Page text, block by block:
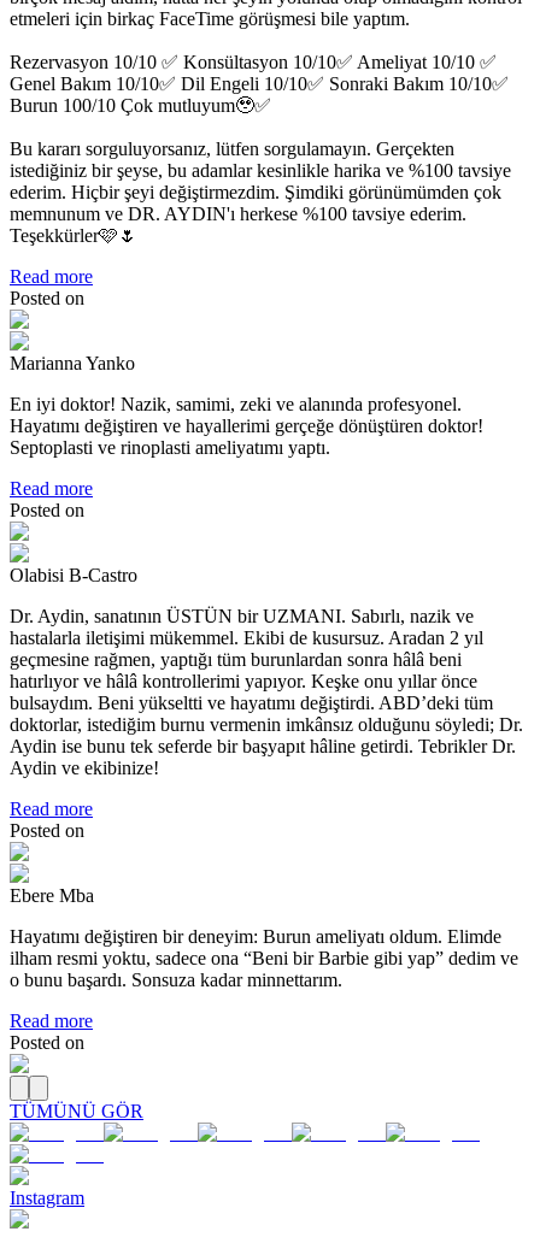
etmeleri için birkaç FaceTime görüşmesi bile yaptım.
Rezervasyon 10/10 ✅ Konsültasyon 10/10✅ Ameliyat 10/10 ✅
Genel Bakım 10/10✅ Dil Engeli 10/10✅ Sonraki Bakım 10/10✅
Burun 100/10 Çok mutluyum🥹✅
Bu kararı sorguluyorsanız, lütfen sorgulamayın. Gerçekten
istediğiniz bir şeyse, bu adamlar kesinlikle harika ve %100 tavsiye
ederim. Hiçbir şeyi değiştirmezdim. Şimdiki görünümümden çok
memnunum ve DR. AYDIN'ı herkese %100 tavsiye ederim.
Teşekkürler🩷🌷
Read more
Posted on
Marianna Yanko
En iyi doktor! Nazik, samimi, zeki ve alanında profesyonel.
Hayatımı değiştiren ve hayallerimi gerçeğe dönüştüren doktor!
Septoplasti ve rinoplasti ameliyatımı yaptı.
Read more
Posted on
Olabisi B-Castro
Dr. Aydin, sanatının ÜSTÜN bir UZMANI. Sabırlı, nazik ve
hastalarla iletişimi mükemmel. Ekibi de kusursuz. Aradan 2 yıl
geçmesine rağmen, yaptığı tüm burunlardan sonra hâlâ beni
hatırlıyor ve hâlâ kontrollerimi yapıyor. Keşke onu yıllar önce
bulsaydım. Beni yükseltti ve hayatımı değiştirdi. ABD’deki tüm
doktorlar, istediğim burnu vermenin imkânsız olduğunu söyledi; Dr.
Aydin ise bunu tek seferde bir başyapıt hâline getirdi. Tebrikler Dr.
Aydin ve ekibinize!
Read more
Posted on
Ebere Mba
Hayatımı değiştiren bir deneyim: Burun ameliyatı oldum. Elimde
ilham resmi yoktu, sadece ona “Beni bir Barbie gibi yap” dedim ve
o bunu başardı. Sonsuza kadar minnettarım.
Read more
Posted on
TÜMÜNÜ GÖR
Instagram